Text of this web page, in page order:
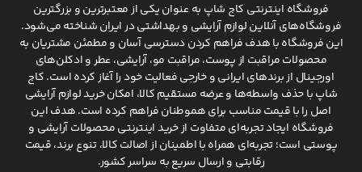
فروشگاه اینترنتی کاج شاپ به عنوان یکی از معتبرترین و بزرگترین
فروشگاه‌های آنلاین لوازم آرایشی و بهداشتی در ایران شناخته می‌شود.
این فروشگاه با هدف فراهم کردن دسترسی آسان و مطمئن مشتریان به
محصولات مراقبت از پوست، مراقبت مو، آرایشی، عطر و ادکلن‌های
اورجینال از برندهای ایرانی و خارجی فعالیت خود را آغاز کرده است. کاج
شاپ با حذف واسطه‌ها و عرضه مستقیم کالا، امکان خرید لوازم آرایشی
اصل را با قیمت مناسب برای هموطنان فراهم کرده است. هدف این
فروشگاه ایجاد تجربه‌ای متفاوت از خرید اینترنتی محصولات آرایشی و
پوستی است؛ تجربه‌ای همراه با اطمینان از اصالت کالا، تنوع برند، قیمت
رقابتی و ارسال سریع به سراسر کشور.